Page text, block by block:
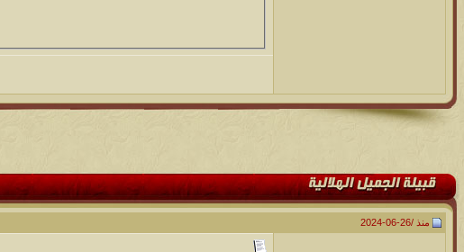
منذ /26-06-2024